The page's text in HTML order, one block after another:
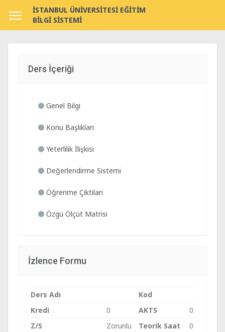
İSTANBUL ÜNİVERSİTESİ EĞİTİM
BİLGİ SİSTEMİ
Ders İçeriği
Genel Bilgi
Konu Başlıkları
Yeterlilik İlişkisi
Değerlendirme Sistemi
Öğrenme Çıktıları
Özgü Ölçüt Matrisi
İzlence Formu
Ders Adı
Kod
Kredi
0 AKTS
0
Z/S
Zorunlu Teorik Saat
0